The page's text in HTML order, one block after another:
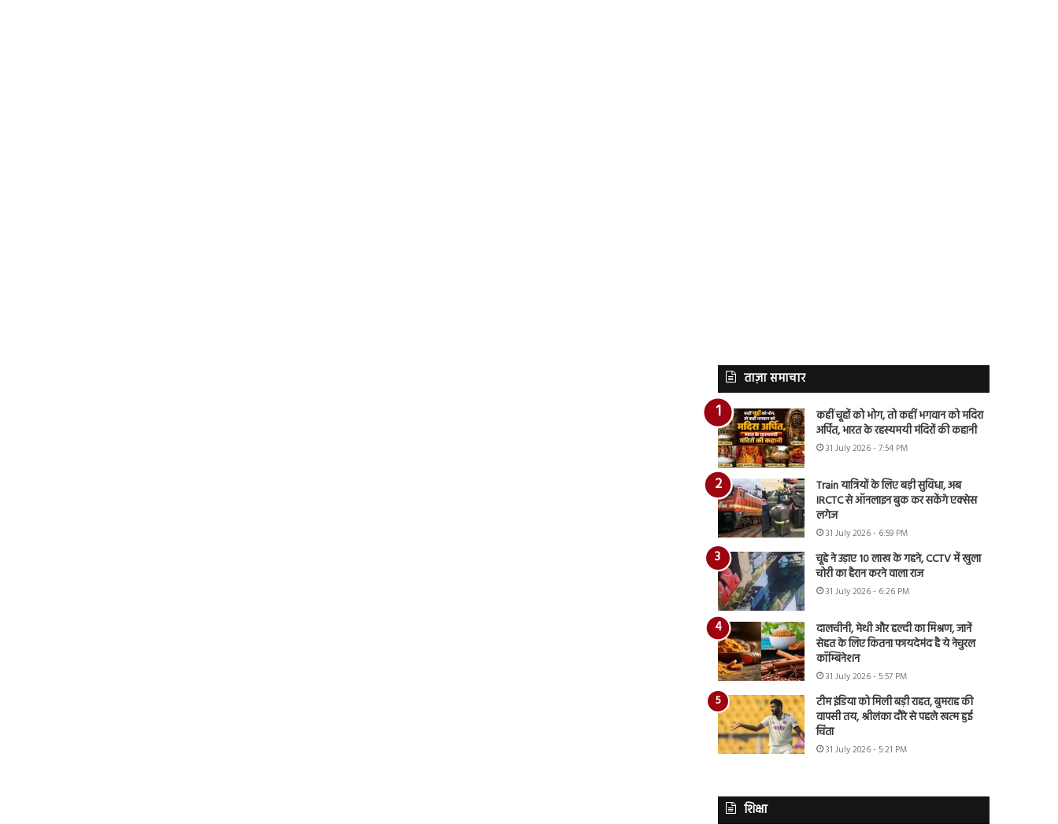
ताज़ा समाचार
कहीं चूहों को भोग, तो कहीं भगवान को मदिरा
अर्पित, भारत के रहस्यमयी मंदिरों की कहानी
31 July 2026 - 7:54 PM
Train यात्रियों के लिए बड़ी सुविधा, अब
IRCTC से ऑनलाइन बुक कर सकेंगे एक्सेस
लगेज
31 July 2026 - 6:59 PM
चूहे ने उड़ाए 10 लाख के गहने, CCTV में खुला
चोरी का हैरान करने वाला राज
31 July 2026 - 6:26 PM
दालचीनी, मेथी और हल्दी का मिश्रण, जानें
सेहत के लिए कितना फायदेमंद है ये नेचुरल
कॉम्बिनेशन
31 July 2026 - 5:57 PM
टीम इंडिया को मिली बड़ी राहत, बुमराह की
वापसी तय, श्रीलंका दौरे से पहले खत्म हुई
चिंता
31 July 2026 - 5:21 PM
शिक्षा